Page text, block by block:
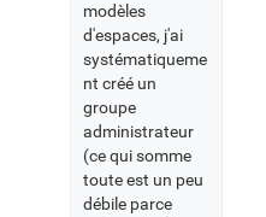
modèles
d'espaces, j'ai
systématiqueme
nt créé un
groupe
administrateur
(ce qui somme
toute est un peu
débile parce